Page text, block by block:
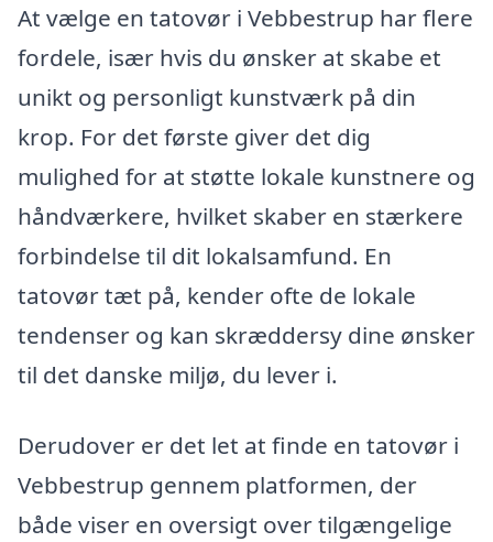
At vælge en tatovør i Vebbestrup har flere
fordele, især hvis du ønsker at skabe et
unikt og personligt kunstværk på din
krop. For det første giver det dig
mulighed for at støtte lokale kunstnere og
håndværkere, hvilket skaber en stærkere
forbindelse til dit lokalsamfund. En
tatovør tæt på, kender ofte de lokale
tendenser og kan skræddersy dine ønsker
til det danske miljø, du lever i.
Derudover er det let at finde en tatovør i
Vebbestrup gennem platformen, der
både viser en oversigt over tilgængelige